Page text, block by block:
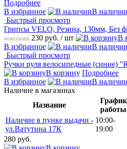
Подробнее
В избранное
В наличии
Быстрый просмотр
Грипсы VELO, Резина, 130мм, Без
4610013543836 230 руб. / шт В
В избранное
В наличии
Быстрый просмотр
Ручки руля велосипедные (синие)
В корзину Подробнее
В избранное
В наличии
Наличие в магазинах
Название
График
работы
Наличие в пунке выдачи -
ул.Ватутина 17К
10:00-
19:00
280 руб.